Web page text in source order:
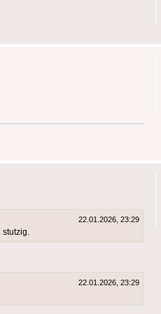
22.01.2026, 23:29
22.01.2026, 23:29